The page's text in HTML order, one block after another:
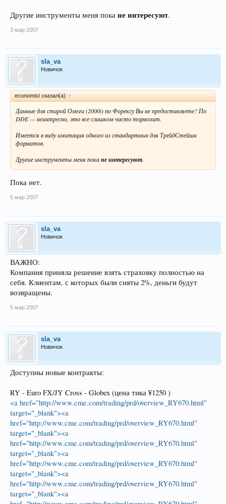
Другие инструменты меня пока не интересуют.
3 мар 2007
sla_va
Новичок
economist сказал(а): ↑
Данные для старой Омеги (2000i) по Форексу Вы не предоставляете? По
DDE — неинтресно, это все слишком часто тормозит.
Имеется в виду имитация одного из стандартных для ТрейдСтейшн
форматов.
Другие инструменты меня покане интересуют.
Пока нет.
5 мар 2007
sla_va
Новичок
ВАЖНО:
Компания приняла решение взять страховку полностью на
себя. Клиентам, с которых были сняты 2%, деньги будут
возвращены.
5 мар 2007
sla_va
Новичок
Доступны новые контракты:
RY - Euro FX/JY Cross - Globex (цена тика ¥1250 )
<a href="http://www.cme.com/trading/prd/overview_RY670.html"
target="_blank"><a
href="http://www.cme.com/trading/prd/overview_RY670.html"
target="_blank"><a
href="http://www.cme.com/trading/prd/overview_RY670.html"
target="_blank"><a
href="http://www.cme.com/trading/prd/overview_RY670.html"
target="_blank"><a
href="http://www.cme.com/trading/prd/overview_RY670.html"
target="_blank"><a